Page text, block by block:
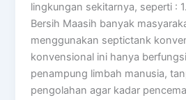
lingkungan sekitarnya, seperti :
Bersih Maasih banyak
menggunakan septictank
konvensional ini hanya
penampung limbah manusia,
pengolahan agar kadar